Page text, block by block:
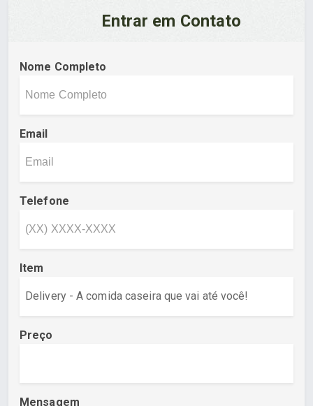
Entrar em Contato
Nome Completo
Email
Telefone
Item
Preço
Mensagem